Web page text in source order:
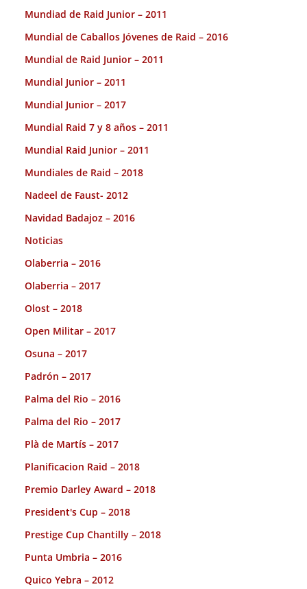
Mundiad de Raid Junior – 2011
Mundial de Caballos Jóvenes de Raid – 2016
Mundial de Raid Junior – 2011
Mundial Junior – 2011
Mundial Junior – 2017
Mundial Raid 7 y 8 años – 2011
Mundial Raid Junior – 2011
Mundiales de Raid – 2018
Nadeel de Faust- 2012
Navidad Badajoz – 2016
Noticias
Olaberria – 2016
Olaberria – 2017
Olost – 2018
Open Militar – 2017
Osuna – 2017
Padrón – 2017
Palma del Rio – 2016
Palma del Rio – 2017
Plà de Martís – 2017
Planificacion Raid – 2018
Premio Darley Award – 2018
President's Cup – 2018
Prestige Cup Chantilly – 2018
Punta Umbria – 2016
Quico Yebra – 2012